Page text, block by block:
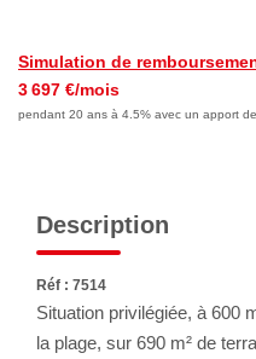
MON
Simulation de
3 697 €/mois
pendant 20 ans à 4.5% avec un apport
Description
Réf : 7514
Situation privilégiée, à 600
la plage, sur 690 m² de